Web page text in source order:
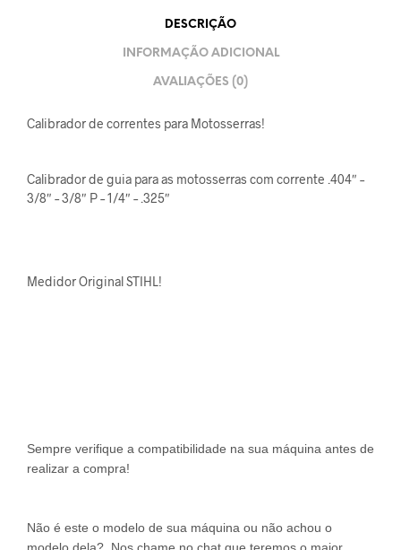
DESCRIÇÃO
INFORMAÇÃO ADICIONAL
AVALIAÇÕES (0)
Calibrador de correntes para Motosserras!
Calibrador de guia para as motosserras com corrente .404″ –
3/8″ – 3/8″ P – 1/4″ – .325″
Medidor Original STIHL!
Sempre verifique a compatibilidade na sua máquina antes de
realizar a compra!
Não é este o modelo de sua máquina ou não achou o